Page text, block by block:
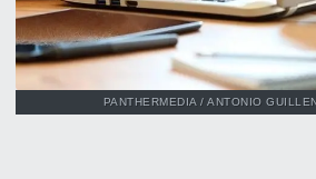
PANTHERMEDIA / ANTONIO